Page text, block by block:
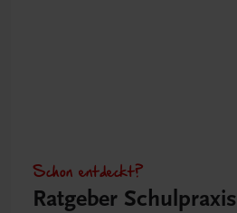
Schon entdeckt?
Ratgeber Schulpraxis